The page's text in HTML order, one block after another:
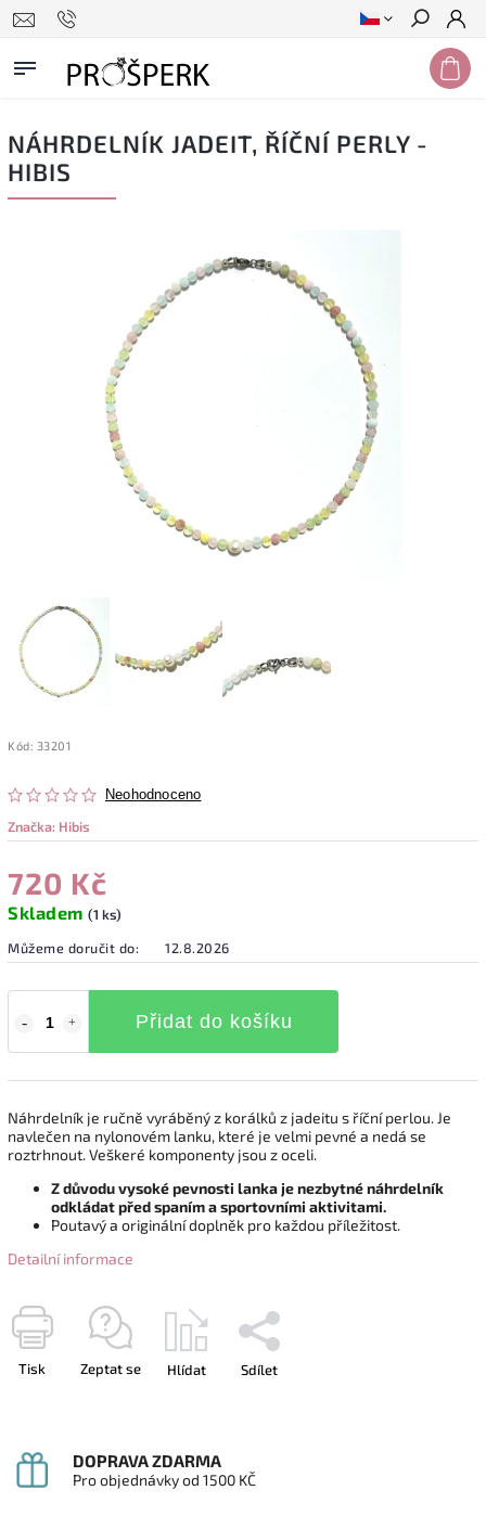
Hledat
NÁHRDELNÍK JADEIT, ŘÍČNÍ PERLY -
HIBIS
Kód: 33201
Neohodnoceno
Značka: Hibis
720 Kč
Skladem (1 ks)
Můžeme doručit do:
12.8.2026
Přidat do košíku
Náhrdelník je ručně vyráběný z korálků z jadeitu s říční perlou. Je
navlečen na nylonovém lanku, které je velmi pevné a nedá se
roztrhnout. Veškeré komponenty jsou z oceli.
Z důvodu vysoké pevnosti lanka je nezbytné náhrdelník
odkládat před spaním a sportovními aktivitami.
Poutavý a originální doplněk pro každou příležitost.
Detailní informace
Tisk Zeptat se Hlídat Sdílet
DOPRAVA ZDARMA
Pro objednávky od 1500 KČ